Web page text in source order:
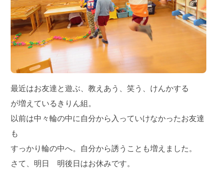
最近はお友達と遊ぶ、教えあう、笑う、けんかする
が増えているきりん組。
以前は中々輪の中に自分から入っていけなかったお友達
も
すっかり輪の中へ。自分から誘うことも増えました。
さて、明日 明後日はお休みです。